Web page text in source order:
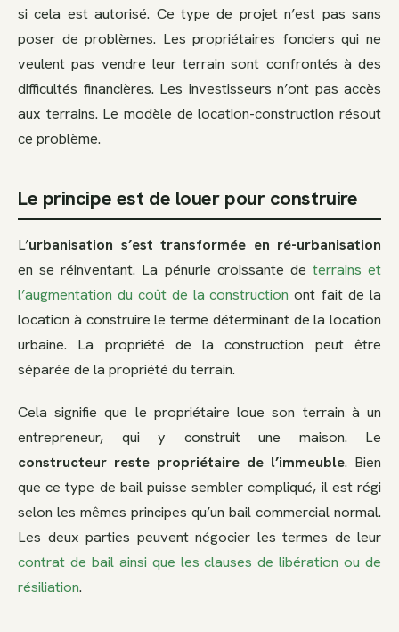
si cela est autorisé. Ce type de projet n’est pas sans
poser de problèmes. Les propriétaires fonciers qui ne
veulent pas vendre leur terrain sont confrontés à des
difficultés financières. Les investisseurs n’ont pas accès
aux terrains. Le modèle de location-construction résout
ce problème.
Le principe est de louer pour construire
L’urbanisation s’est transformée en ré-urbanisation
en se réinventant. La pénurie croissante de terrains et
l’augmentation du coût de la construction ont fait de la
location à construire le terme déterminant de la location
urbaine. La propriété de la construction peut être
séparée de la propriété du terrain.
Cela signifie que le propriétaire loue son terrain à un
entrepreneur, qui y construit une maison. Le
constructeur reste propriétaire de l’immeuble. Bien
que ce type de bail puisse sembler compliqué, il est régi
selon les mêmes principes qu’un bail commercial normal.
Les deux parties peuvent négocier les termes de leur
contrat de bail ainsi que les clauses de libération ou de
résiliation.